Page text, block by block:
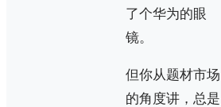
了个华为的眼
镜。
但你从题材市场
的角度讲，总是